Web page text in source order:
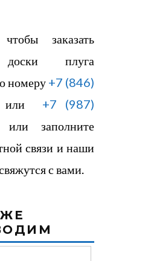
заказать
плуга
номеру +7​ (846)
или +7 (987)
или заполните
связи и наши
с вами.